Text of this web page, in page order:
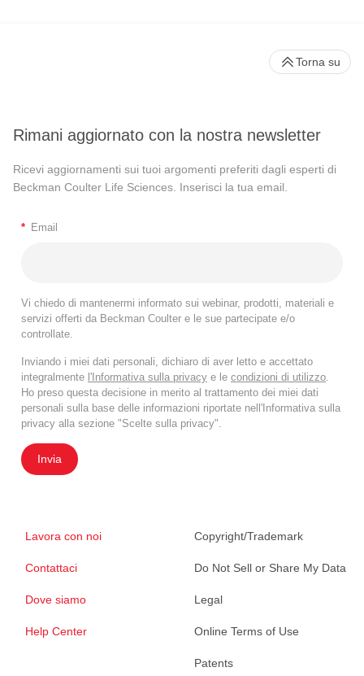
Rimani aggiornato con la nostra newsletter
Ricevi aggiornamenti sui tuoi argomenti preferiti dagli esperti di
Beckman Coulter Life Sciences. Inserisci la tua email.
* Email
Vi chiedo di mantenermi informato sui webinar, prodotti, materiali e
servizi offerti da Beckman Coulter e le sue partecipate e/o
controllate.
Inviando i miei dati personali, dichiaro di aver letto e accettato
integralmente l'Informativa sulla privacy e le condizioni di utilizzo
Ho preso questa decisione in merito al trattamento dei miei dati
personali sulla base delle informazioni riportate nell'Informativa sulla
privacy alla sezione "Scelte sulla privacy".
Invia
Lavora con noi
Contattaci
Dove siamo
Help Center
Copyright/Trademark
Do Not Sell or Share My Data
Legal
Online Terms of Use
Patents
Torna su